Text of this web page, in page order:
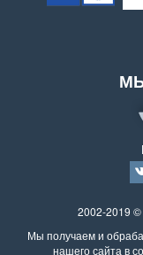
2002-2019
Мы получаем и
нашего сайта в